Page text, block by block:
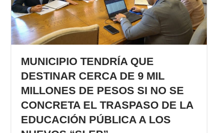
MUNICIPIO TENDRÍA QUE
DESTINAR CERCA DE 9 MIL
MILLONES DE PESOS SI NO SE
CONCRETA EL TRASPASO DE LA
EDUCACIÓN PÚBLICA A LOS